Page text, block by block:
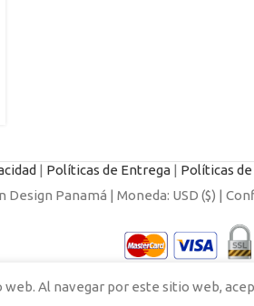
| Políticas de Entrega | Políticas
Design Panamá | Moneda: USD ($) |
Al navegar por este sitio web,